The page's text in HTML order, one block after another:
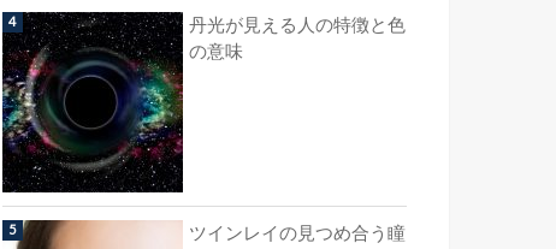
丹光が見える人の特徴と色
の意味
ツインレイの見つめ合う瞳